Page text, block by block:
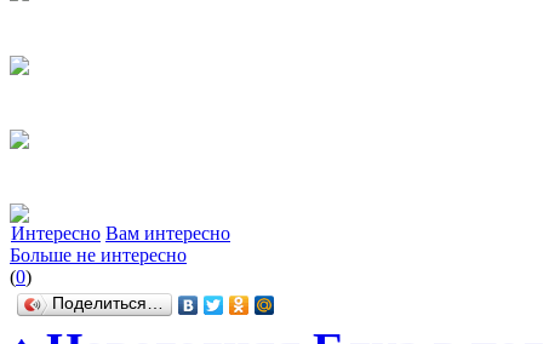
Интересно Вам интересно
Больше не интересно
(0)
Поделиться…